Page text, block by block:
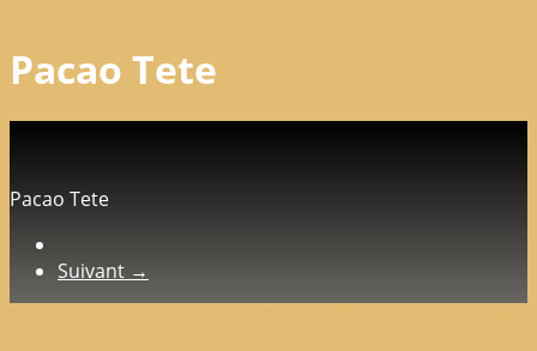
Pacao Tete
Pacao Tete
Suivant →